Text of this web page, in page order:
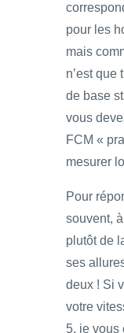
pour les
mais
n’est que
de base
vous
FCM «
mesurer
Pour
souvent,
plutôt de
ses
deux ! Si
votre
5, je vous